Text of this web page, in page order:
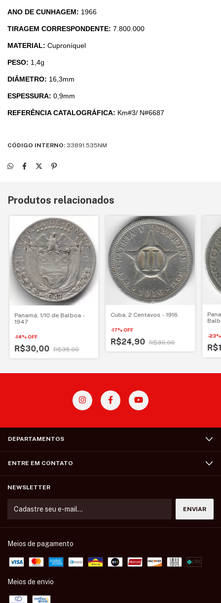
ANO DE CUNHAGEM: 1966
TIRAGEM CORRESPONDENTE: 7.800.000
MATERIAL: Cuproníquel
PESO: 1,4g
DIÂMETRO: 16,3mm
ESPESSURA: 0,9mm
REFERÊNCIA CATALOGRÁFICA: Km#3/ N#6687
CÓDIGO INTERNO: 33891.535NM
Produtos relacionados
Panamá, 1/10 de Balboa -
1947
-14%OFF
R$30,00 R$35,00
Cuba, 2 Centavos - 1916
-17%OFF
R$24,90 R$30,00
-23
DEPARTAMENTOS
ENTRE EM CONTATO
NEWSLETTER
Meios de pagamento
Meios de envio